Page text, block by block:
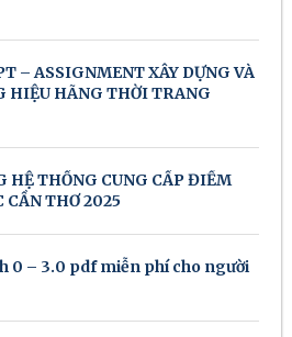
– ASSIGNMENT XÂY DỰNG VÀ
HIỆU HÃNG THỜI TRANG
HỆ THỐNG CUNG CẤP ĐIỂM
CẦN THƠ 2025
0 – 3.0 pdf miễn phí cho người